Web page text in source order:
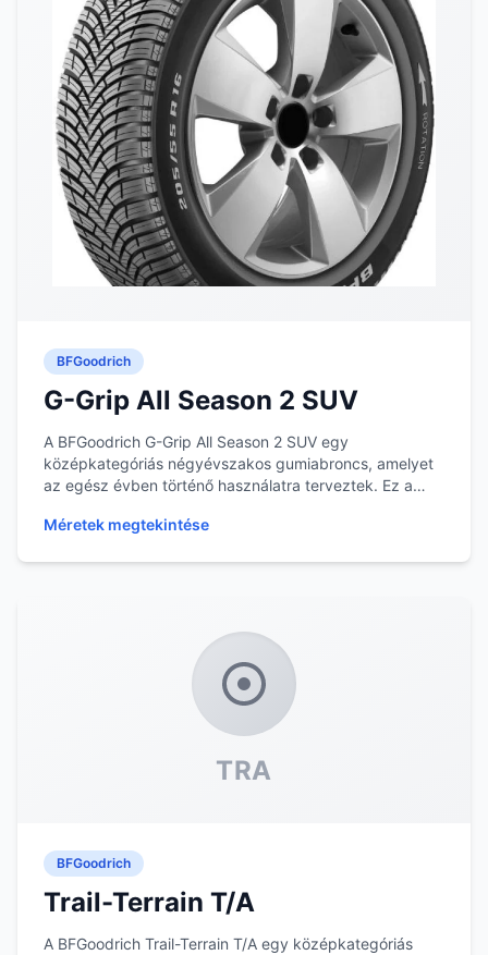
BFGoodrich
G-Grip All Season 2 SUV
A BFGoodrich G-Grip All Season 2 SUV egy
középkategóriás négyévszakos gumiabroncs, amelyet
az egész évben történő használatra terveztek. Ez a
Méretek megtekintése
TRA
BFGoodrich
Trail-Terrain T/A
A BFGoodrich Trail-Terrain T/A egy középkategóriás